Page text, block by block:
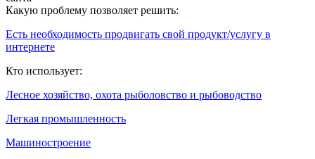
Какую проблему позволяет решить:
Есть необходимость продвигать свой продукт/услугу в
интернете
Кто использует:
Лесное хозяйство, охота рыболовство и рыбоводство
Легкая промышленность
Машиностроение